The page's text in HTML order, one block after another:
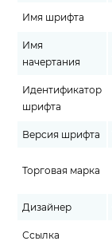
Имя шрифта
Имя
начертания
Идентификатор
шрифта
Версия шрифта
Торговая марка
Дизайнер
Ссылка